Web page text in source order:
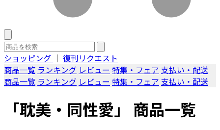
ショッピング ｜ 復刊リクエスト
商品一覧 ランキング レビュー 特集・フェア 支払い・配送
商品一覧 ランキング レビュー 特集・フェア 支払い・配送
「耽美・同性愛」 商品一覧